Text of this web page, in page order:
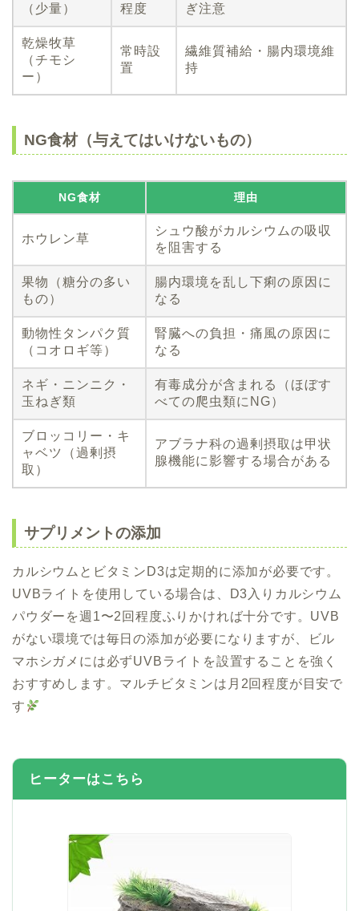
（少量）
程度
ぎ注意
乾燥牧草
（チモシ
ー）
常時設
置
繊維質補給・腸内環境維
持
NG食材（与えてはいけないもの）
NG食材 理由
ホウレン草
シュウ酸がカルシウムの吸収
を阻害する
果物（糖分の多い
もの）
腸内環境を乱し下痢の原因に
なる
動物性タンパク質
（コオロギ等）
腎臓への負担・痛風の原因に
なる
ネギ・ニンニク・
玉ねぎ類
有毒成分が含まれる（ほぼす
べての爬虫類にNG）
ブロッコリー・キ
ャベツ（過剰摂
取）
アブラナ科の過剰摂取は甲状
腺機能に影響する場合がある
サプリメントの添加
カルシウムとビタミンD3は定期的に添加が必要です。
UVBライトを使用している場合は、D3入りカルシウム
パウダーを週1〜2回程度ふりかければ十分です。UVB
がない環境では毎日の添加が必要になりますが、ビル
マホシガメには必ずUVBライトを設置することを強く
おすすめします。マルチビタミンは月2回程度が目安で
す
ヒーターはこちら